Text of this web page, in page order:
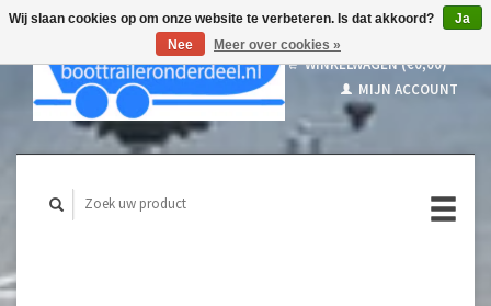
WINKELWAGEN (€0,00)
MIJN ACCOUNT
Wij slaan cookies op om onze website te verbeteren. Is dat akkoord?
Ja
Nee
Meer over cookies »